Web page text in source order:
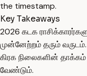
the timestamp.
Key Takeaways
2026 கடக
முன்னேற்றம் தரும் வருடம்.
கிரக நிலைகளின்
வேண்டும்.